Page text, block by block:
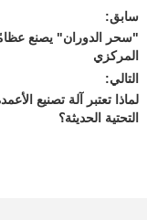
سابق:
"سحر الدوران" يصنع
المركزي
التالي:
لماذا تعتبر آلة تصنيع
التحتية الحديثة؟